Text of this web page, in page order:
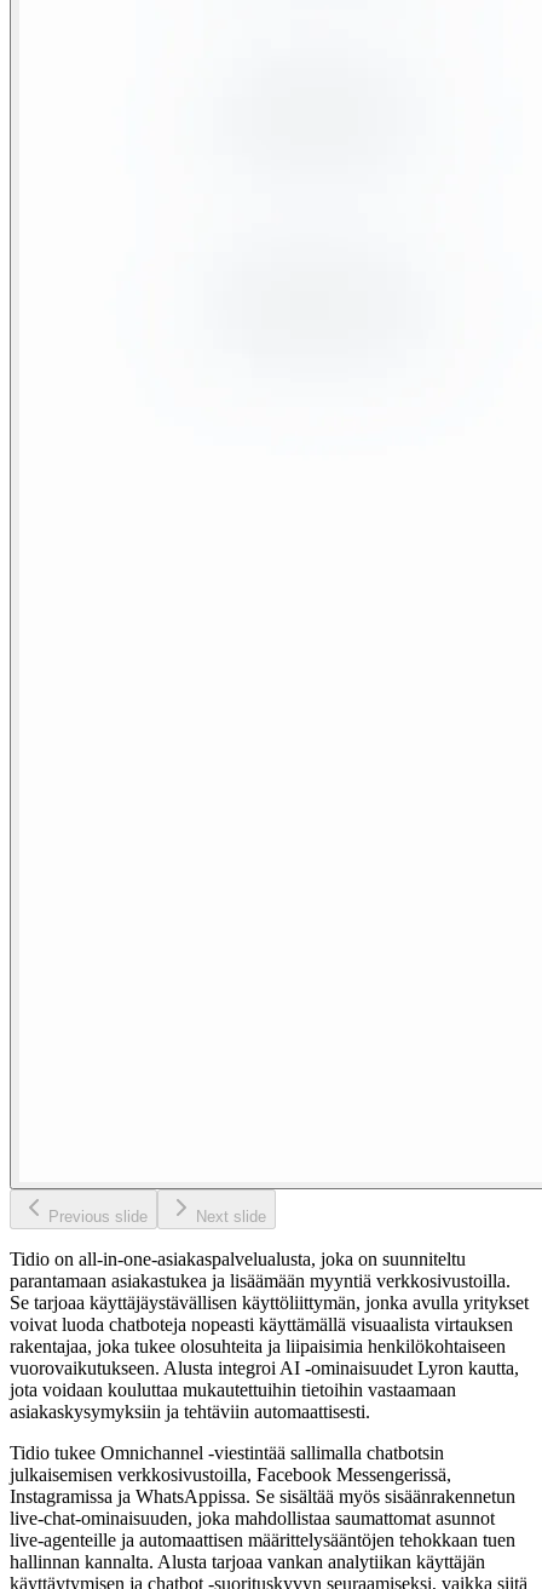
Previous slide Next slide
Tidio on all-in-one-asiakaspalvelualusta, joka on suunniteltu
parantamaan asiakastukea ja lisäämään myyntiä verkkosivustoilla.
Se tarjoaa käyttäjäystävällisen käyttöliittymän, jonka avulla yritykset
voivat luoda chatboteja nopeasti käyttämällä visuaalista virtauksen
rakentajaa, joka tukee olosuhteita ja liipaisimia henkilökohtaiseen
vuorovaikutukseen. Alusta integroi AI -ominaisuudet Lyron kautta,
jota voidaan kouluttaa mukautettuihin tietoihin vastaamaan
asiakaskysymyksiin ja tehtäviin automaattisesti.
Tidio tukee Omnichannel -viestintää sallimalla chatbotsin
julkaisemisen verkkosivustoilla, Facebook Messengerissä,
Instagramissa ja WhatsAppissa. Se sisältää myös sisäänrakennetun
live-chat-ominaisuuden, joka mahdollistaa saumattomat asunnot
live-agenteille ja automaattisen määrittelysääntöjen tehokkaan tuen
hallinnan kannalta. Alusta tarjoaa vankan analytiikan käyttäjän
käyttäytymisen ja chatbot -suorituskyvyn seuraamiseksi, vaikka siitä